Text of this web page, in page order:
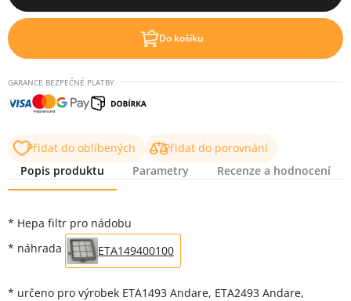
Do košíku
GARANCE BEZPEČNÉ PLATBY
Přidat do oblíbených
Přidat do porovnání
Popis produktu
Parametry Recenze a hodnocení
* Hepa filtr pro nádobu
* náhrada
ETA149400100
* určeno pro výrobek ETA1493 Andare, ETA2493 Andare,